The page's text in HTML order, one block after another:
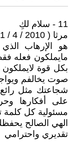
11 - سلام لكِ
مرثا ( 2010 / 4 / 1 - 23:03 )
هو الإرهاب
مايملكون فعله
بكل قوة
صوت يخالفم
شجاعتك مثل
على أفكارها
مسئولية كل كلمة
الهي الصالح
تقديري واحترامي